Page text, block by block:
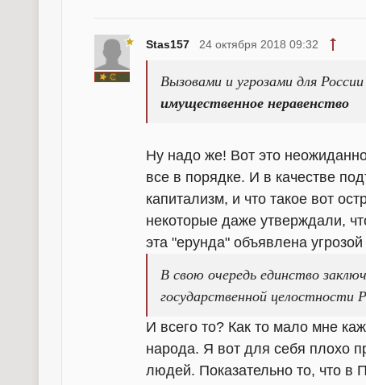
Stas157 24 октября 2018 09:32
Вызовами и угрозами для
имущественное неравенство
Ну надо же! Вот это
все в порядке. И в качестве
капитализм, и что такое вот
некоторые даже утверждали,
эта "ерунда" объявлена
В свою очередь единство
государственной целостности
И всего то? Как то мало мне
народа. Я вот для себя плохо
людей. Показательно то, что в